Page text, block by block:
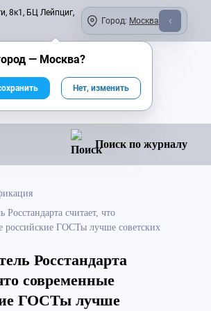
8к1, БЦ Лейпциг,
Город: Москва
журнал
Поиск по журналу
Росстандарта считает, что
российские ГОСТы лучше советских
Росстандарта
современные
ГОСТы лучше
— Москва?
Нет, изменить